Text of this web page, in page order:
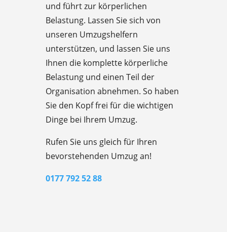
und führt zur körperlichen
Belastung. Lassen Sie sich von
unseren Umzugshelfern
unterstützen, und lassen Sie uns
Ihnen die komplette körperliche
Belastung und einen Teil der
Organisation abnehmen. So haben
Sie den Kopf frei für die wichtigen
Dinge bei Ihrem Umzug.
Rufen Sie uns gleich für Ihren
bevorstehenden Umzug an!
0177 792 52 88